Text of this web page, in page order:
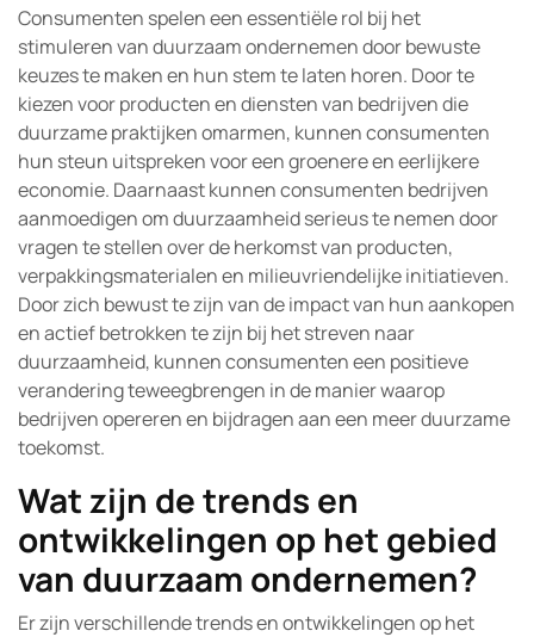
Consumenten spelen een essentiële rol bij het
stimuleren van duurzaam ondernemen door bewuste
keuzes te maken en hun stem te laten horen. Door te
kiezen voor producten en diensten van bedrijven die
duurzame praktijken omarmen, kunnen consumenten
hun steun uitspreken voor een groenere en eerlijkere
economie. Daarnaast kunnen consumenten bedrijven
aanmoedigen om duurzaamheid serieus te nemen door
vragen te stellen over de herkomst van producten,
verpakkingsmaterialen en milieuvriendelijke initiatieven.
Door zich bewust te zijn van de impact van hun aankopen
en actief betrokken te zijn bij het streven naar
duurzaamheid, kunnen consumenten een positieve
verandering teweegbrengen in de manier waarop
bedrijven opereren en bijdragen aan een meer duurzame
toekomst.
Wat zijn de trends en
ontwikkelingen op het gebied
van duurzaam ondernemen?
Er zijn verschillende trends en ontwikkelingen op het